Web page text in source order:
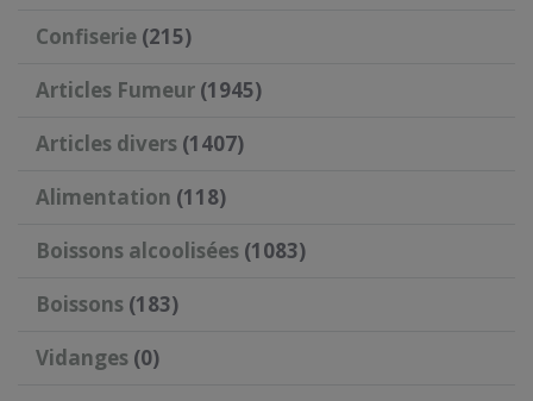
Confiserie (215)
Articles Fumeur (1945)
Articles divers (1407)
Alimentation (118)
Boissons alcoolisées (1083)
Boissons (183)
Vidanges (0)